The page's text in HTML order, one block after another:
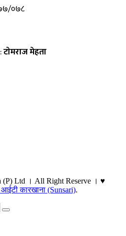
०७८
टाेमराज मेहता
(P) Ltd । All Right Reserve । ♥
कारखाना (Sunsari).